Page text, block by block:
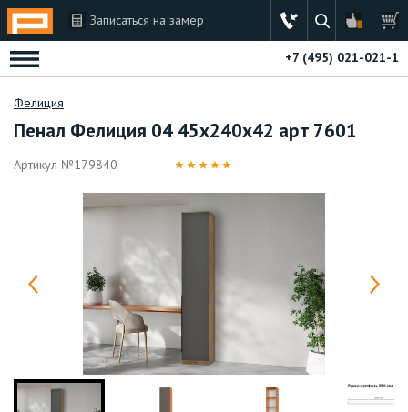
Записаться на замер
+7 (495) 021-021-1
Фелиция
Пенал Фелиция 04 45х240х42 арт 7601
Артикул №179840